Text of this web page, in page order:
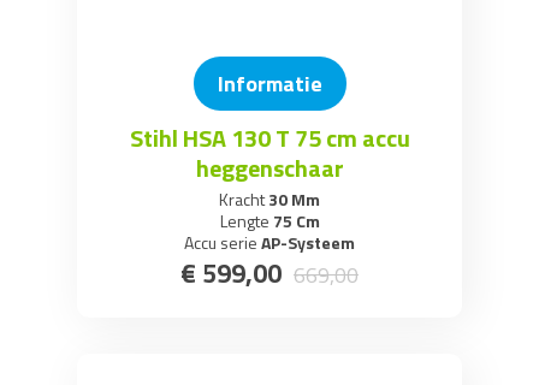
Informatie
Stihl HSA 130 T 75 cm accu
heggenschaar
Kracht30 Mm
Lengte 75 Cm
Accu serieAP-Systeem
€ 599,00 669,00